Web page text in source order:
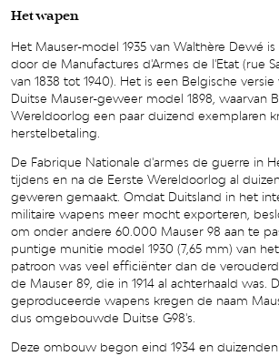
Het wapen
Het Mauser-model 1935 van Walthère Dewé is
door de Manufactures d'Armes de l'Etat (rue
van 1838 tot 1940). Het is een Belgische
Duitse Mauser-geweer model 1898, waarvan
Wereldoorlog een paar duizend exemplaren
herstelbetaling.
De Fabrique Nationale d'armes de guerre in
tijdens en na de Eerste Wereldoorlog al
geweren gemaakt. Omdat Duitsland in het
militaire wapens meer mocht exporteren,
om onder andere 60.000 Mauser 98 aan te
puntige munitie model 1930 (7,65 mm) van
patroon was veel efficiënter dan de
de Mauser 89, die in 1914 al achterhaald was.
geproduceerde wapens kregen de naam
dus omgebouwde Duitse G98's.
Deze ombouw begon eind 1934 en